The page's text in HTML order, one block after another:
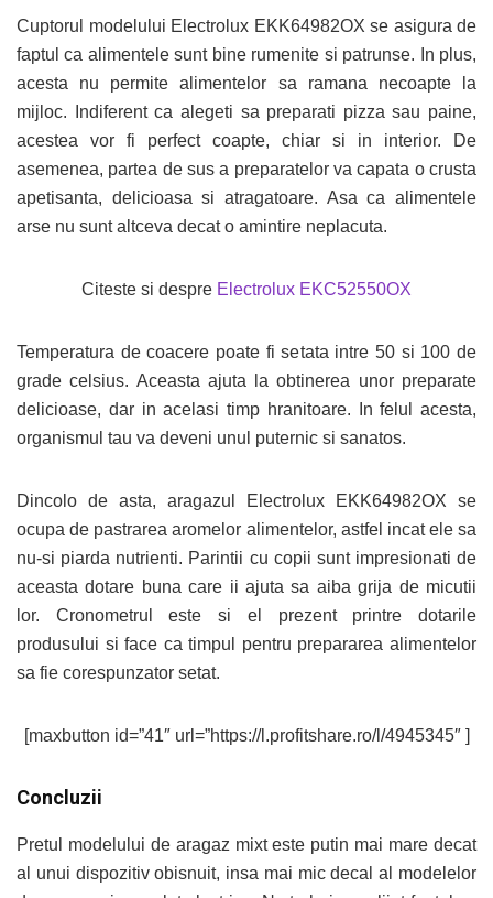
Cuptorul modelului Electrolux EKK64982OX se asigura de
faptul ca alimentele sunt bine rumenite si patrunse. In plus,
acesta nu permite alimentelor sa ramana necoapte la
mijloc. Indiferent ca alegeti sa preparati pizza sau paine,
acestea vor fi perfect coapte, chiar si in interior. De
asemenea, partea de sus a preparatelor va capata o crusta
apetisanta, delicioasa si atragatoare. Asa ca alimentele
arse nu sunt altceva decat o amintire neplacuta.
Citeste si despre Electrolux EKC52550OX
Temperatura de coacere poate fi setata intre 50 si 100 de
grade celsius. Aceasta ajuta la obtinerea unor preparate
delicioase, dar in acelasi timp hranitoare. In felul acesta,
organismul tau va deveni unul puternic si sanatos.
Dincolo de asta, aragazul Electrolux EKK64982OX se
ocupa de pastrarea aromelor alimentelor, astfel incat ele sa
nu-si piarda nutrienti. Parintii cu copii sunt impresionati de
aceasta dotare buna care ii ajuta sa aiba grija de micutii
lor. Cronometrul este si el prezent printre dotarile
produsului si face ca timpul pentru prepararea alimentelor
sa fie corespunzator setat.
[maxbutton id=”41″ url=”https://l.profitshare.ro/l/4945345″ ]
Concluzii
Pretul modelului de aragaz mixt este putin mai mare decat
al unui dispozitiv obisnuit, insa mai mic decal al modelelor